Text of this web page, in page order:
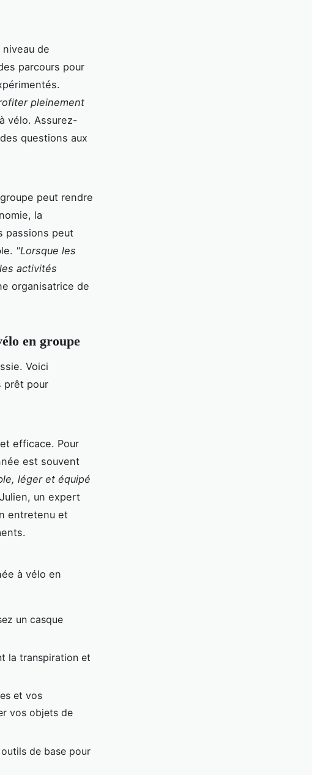
de
parcours pour
pleinement
vélo. Assurez-
questions aux
peut rendre
la
passions peut
"Lorsque les
activités
organisatrice de
en groupe
Voici
prêt pour
efficace. Pour
est souvent
léger et équipé
un expert
entretenu et
à vélo en
un casque
la transpiration et
et vos
vos objets de
de base pour